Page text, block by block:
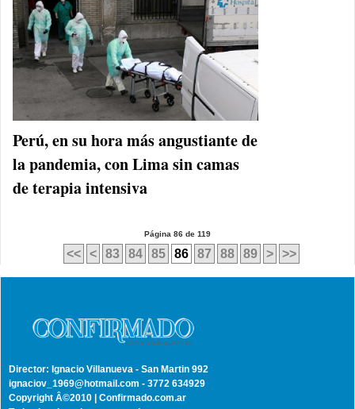
Perú, en su hora más angustiante de
la pandemia, con Lima sin camas
de terapia intensiva
Página 86 de 119
<< < 83 84 85 86 87 88 89 > >>
Director: Ignacio Villanueva - San Martin 992
ignaciov_1969@hotmail.com - 3772 634929
Copyright Â©2010 | Confirmado.com.ar